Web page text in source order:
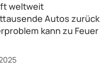
weltweit
Autos zurück
kann zu Feuer